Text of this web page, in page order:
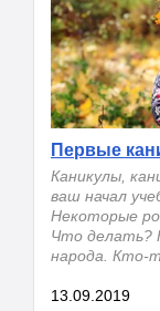
Первые
Каникулы,
ваш начал
Некоторые
Что делать?
народа. Кто-
13.09.2019